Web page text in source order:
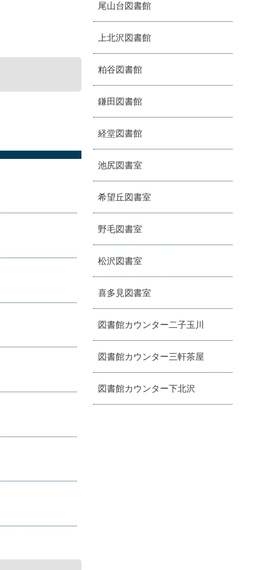
尾山台図書館
上北沢図書館
粕谷図書館
鎌田図書館
経堂図書館
池尻図書室
希望丘図書室
野毛図書室
松沢図書室
喜多見図書室
図書館カウンター二子玉川
図書館カウンター三軒茶屋
図書館カウンター下北沢